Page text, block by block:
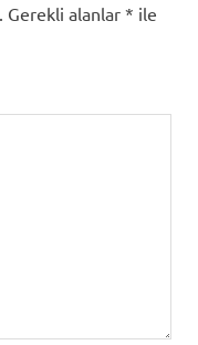
Gerekli alanlar * ile